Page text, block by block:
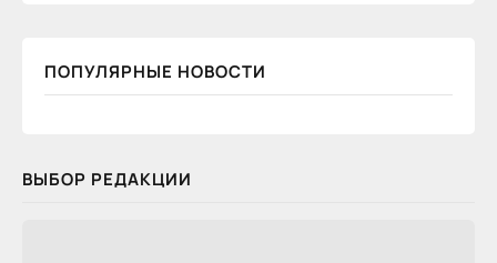
ПОПУЛЯРНЫЕ НОВОСТИ
ВЫБОР РЕДАКЦИИ